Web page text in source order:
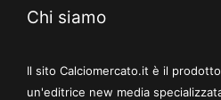
Chi siamo
Il sito Calciomercato.it è il
un'editrice new media